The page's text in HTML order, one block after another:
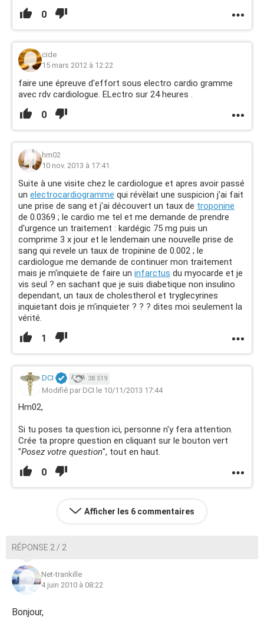
0
cide
15 mars 2012 à 12:22
faire une épreuve d'effort sous electro cardio gramme
avec rdv cardiologue. ELectro sur 24 heures .
0
hm02
10 nov. 2013 à 17:41
Suite à une visite chez le cardiologue et apres avoir passé
un electrocardiogramme qui révèlait une suspicion j'ai fait
une prise de sang et j'ai découvert un taux de troponine
de 0.0369 ; le cardio me tel et me demande de prendre
d'urgence un traitement : kardégic 75 mg puis un
comprime 3 x jour et le lendemain une nouvelle prise de
sang qui revele un taux de tropinine de 0.002 ; le
cardiologue me demande de continuer mon traitement
mais je m'inquiete de faire un infarctus du myocarde et je
vis seul ? en sachant que je suis diabetique non insulino
dependant, un taux de cholestherol et tryglecyrines
inquietant dois je m'inquieter ? ? ? dites moi seulement la
vérité.
1
DCI 38 519
Modifié par DCI le 10/11/2013 17:44
Hm02,
Si tu poses ta question ici, personne n'y fera attention.
Crée ta propre question en cliquant sur le bouton vert
"Posez votre question", tout en haut.
0
Afficher les 6 commentaires
RÉPONSE 2 / 2
Net-trankille
4 juin 2010 à 08:22
Bonjour,